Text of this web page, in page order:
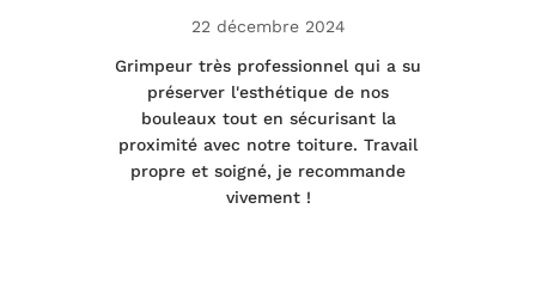
22 décembre 2024
Grimpeur très professionnel qui a su
préserver l'esthétique de nos
bouleaux tout en sécurisant la
proximité avec notre toiture. Travail
propre et soigné, je recommande
vivement !